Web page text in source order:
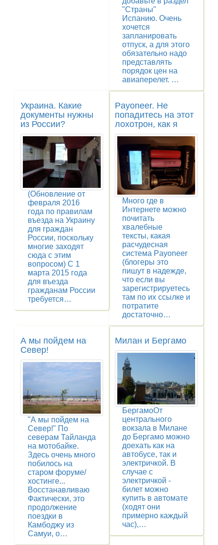
"Страны"
Испанию. Очень
хочется
запланировать
отпуск, а для этого
обязательно надо
представлять
порядок цен на
авиаперелет. …
Украина. Какие
документы нужны
из России?
(Обновление от
февраля 2016
года по правилам
въезда на Украину
для граждан
России, поскольку
многие заходят
сюда с этим
вопросом) С 1
марта 2015 года
для въезда
гражданам России
требуется…
Payoneer. Не
попадитесь на этот
лохотрон, как я
Много где в
Интернете можно
почитать
хвалебные
тексты, какая
расчудесная
система Payoneer
(блогеры это
пишут в надежде,
что если вы
зарегистрируетесь
там по их ссылке и
потратите
достаточно…
А мы пойдем на
Север!
"А мы пойдем на
Север!" По
северам Тайланда
на мотобайке.
Здесь очень много
побилось на
старом форуме/
хостинге...
Восстанавливаю
Фактически, это
продолжение
поездки в
Камбоджу из
Самуи, о…
Милан и Бергамо
БергамоОт
центрального
вокзала в Милане
до Бергамо можно
доехать как на
автобусе, так и
электричкой. В
случае с
электричкой -
билет можно
купить в автомате
(ходят они
примерно каждый
час),…